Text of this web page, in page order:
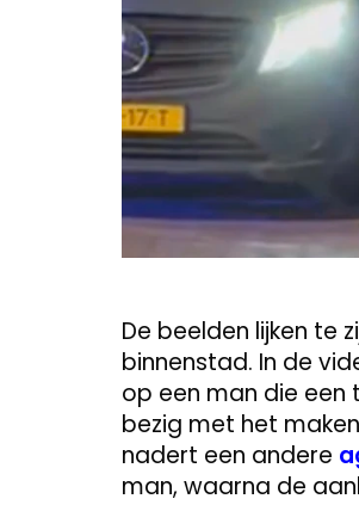
De beelden lijken te
binnenstad. In de
op een man die een
bezig met het
nadert een andere
man, waarna de